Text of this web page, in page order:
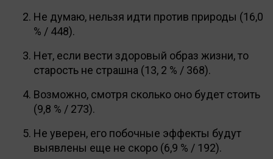
Не думаю, нельзя идти против природы (16,0
% / 448).
Нет, если вести здоровый образ жизни, то
старость не страшна (13, 2 % / 368).
Возможно, смотря сколько оно будет стоить
(9,8 % / 273).
Не уверен, его побочные эффекты будут
выявлены еще не скоро (6,9 % / 192).